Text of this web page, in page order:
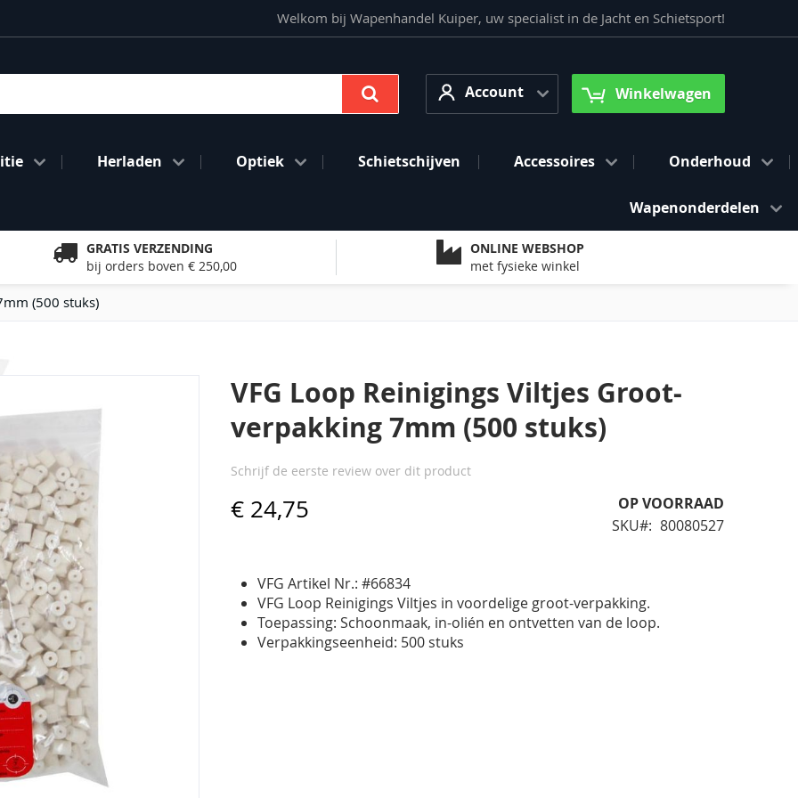
Welkom bij Wapenhandel Kuiper, uw specialist in de Jacht en Schietsport!
AccountAccount Winkelwagen
Herladen Optiek Schietschijven Accessoires Onderhoud
Wapenonderdelen
GRATIS VERZENDING
bij orders boven € 250,00
ONLINE WEBSHOP
met fysieke winkel
(500 stuks)
VFG Loop Reinigings Viltjes Groot-
verpakking 7mm (500 stuks)
Schrijf de eerste review over dit product
€ 24,75
OP VOORRAAD
SKU
80080527
VFG Artikel Nr.: #66834
VFG Loop Reinigings Viltjes in voordelige groot-verpakking.
Toepassing: Schoonmaak, in-olién en ontvetten van de loop.
Verpakkingseenheid: 500 stuks